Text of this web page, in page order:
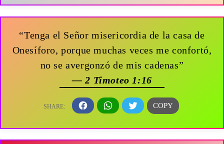
“Tenga el Señor misericordia de la casa de
Onesíforo, porque muchas veces me confortó,
no se avergonzó de mis cadenas”
— 2 Timoteo 1:16